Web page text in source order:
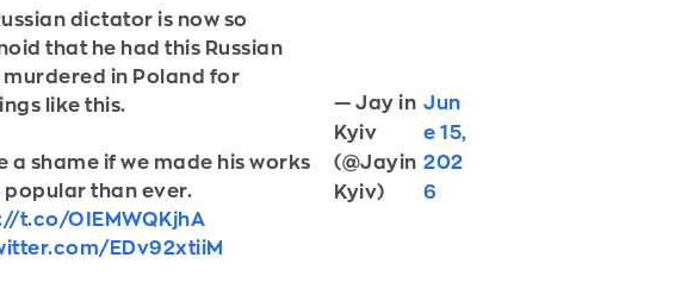
dictator is now so
that he had this Russian
in Poland for
like this.
a shame if we made his works
popular than ever.
t.co/OIEMWQKjhA
EDv92xtiiM
— Jay in
Kyiv
(@Jayin
Kyiv)
Jun
e 15,
202
6